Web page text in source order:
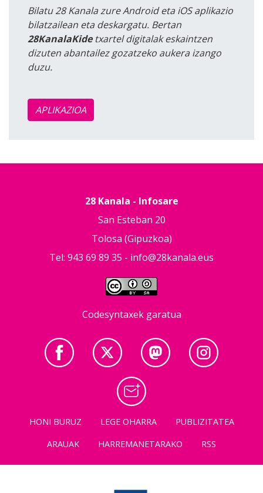
Bilatu 28 Kanala zure Android eta iOS aplikazio
bilatzailean eta deskargatu. Bertan
28KanalaKidetxartel digitalak eskaintzen
dizuten abantailez gozatzeko aukera izango
duzu.
APLIKAZIOA
28 Kanala - Infosare
San Esteban 20
Tolosa (Gipuzkoa)
Tel: 943 69 89 35 - info@28kanala.eus
Codesyntaxek garatua
HONI BURUZ LEGE OHARRA
PUBLIZITATEA
ARAUAK
HARREMANETARAKO RSS